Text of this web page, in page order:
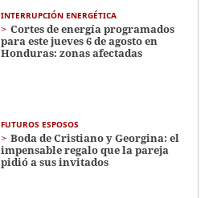
INTERRUPCIÓN ENERGÉTICA
Cortes de energía programados
para este jueves 6 de agosto en
Honduras: zonas afectadas
FUTUROS ESPOSOS
Boda de Cristiano y Georgina: el
impensable regalo que la pareja
pidió a sus invitados